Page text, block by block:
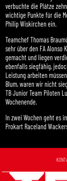
verbuchte die Plätze
wichtige Punkte für die
Philip Wiskirchen ein.
Teamchef Thomas
sehr über den FA Alonso
gemacht und liegen
ebenfalls siegfähig,
Leistung arbeiten
Blum, waren wir nicht
TB Junior Team Piloten
Wochenende.
In zwei Wochen geht es
Prokart Raceland